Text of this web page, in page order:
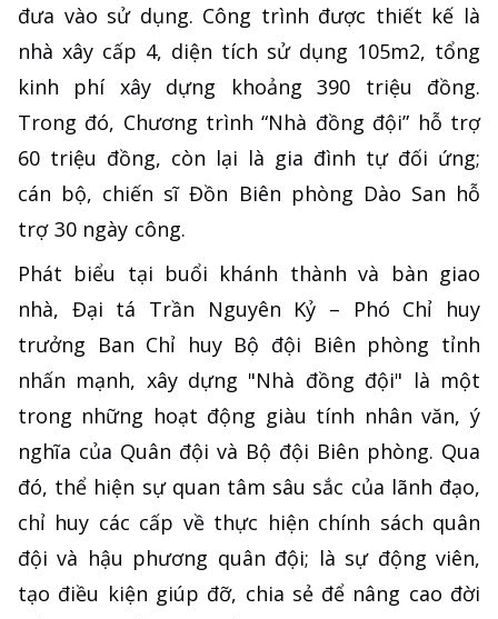
đưa vào sử dụng. Công trình được thiết kế là
nhà xây cấp 4, diện tích sử dụng 105m2, tổng
kinh phí xây dựng khoảng 390 triệu đồng.
Trong đó, Chương trình “Nhà đồng đội” hỗ trợ
60 triệu đồng, còn lại là gia đình tự đối ứng;
cán bộ, chiến sĩ Đồn Biên phòng Dào San hỗ
trợ 30 ngày công.
Phát biểu tại buổi khánh thành và bàn giao
nhà, Đại tá Trần Nguyên Kỷ – Phó Chỉ huy
trưởng Ban Chỉ huy Bộ đội Biên phòng tỉnh
nhấn mạnh, xây dựng "Nhà đồng đội" là một
trong những hoạt động giàu tính nhân văn, ý
nghĩa của Quân đội và Bộ đội Biên phòng. Qua
đó, thể hiện sự quan tâm sâu sắc của lãnh đạo,
chỉ huy các cấp về thực hiện chính sách quân
đội và hậu phương quân đội; là sự động viên,
tạo điều kiện giúp đỡ, chia sẻ để nâng cao đời